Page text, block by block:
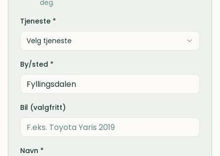
deg.
Tjeneste *
Velg tjeneste
By/sted *
Bil (valgfritt)
Navn *